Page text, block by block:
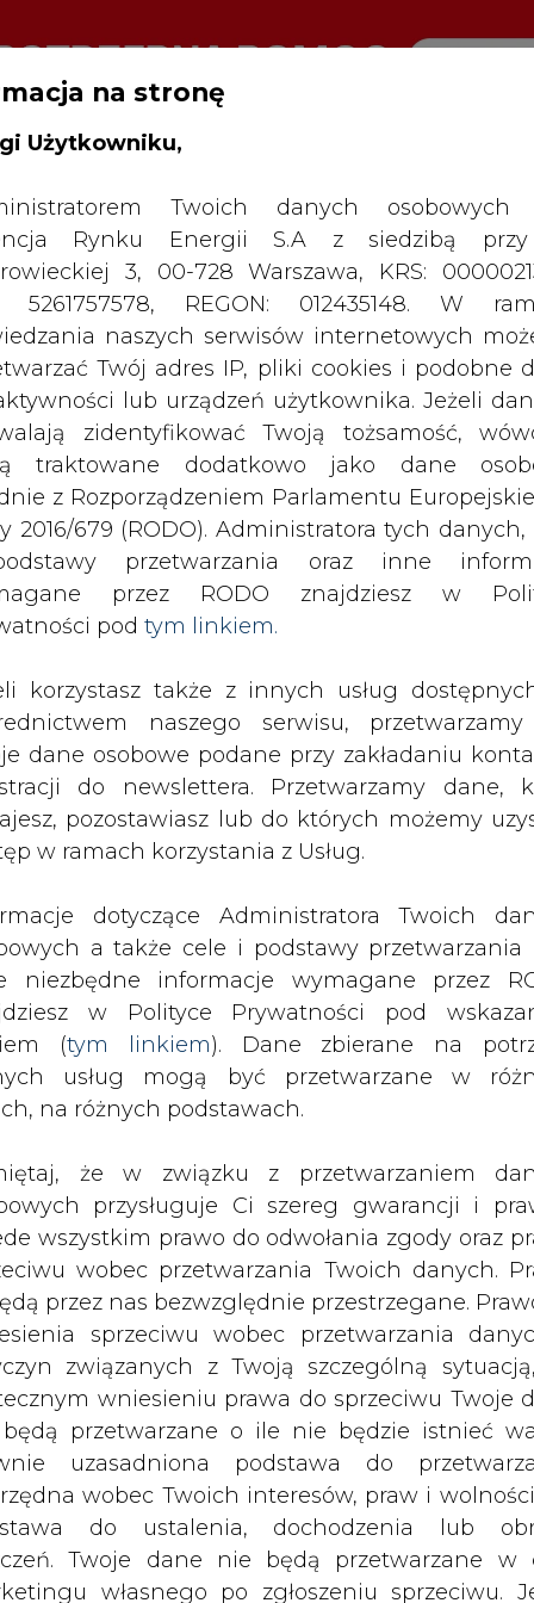
ZMIANY KADROWE NA RYNKU
na stronę
Użytkowniku,
Twoich danych osobowych
Rynku Energii S.A z siedzibą
3, 00-728 Warszawa, KRS:
5261757578, REGON: 012435148. W
naszych serwisów internetowych
Twój adres IP, pliki cookies i podobne
lub urządzeń użytkownika. Jeżeli
zidentyfikować Twoją tożsamość,
traktowane dodatkowo jako dane
z Rozporządzeniem Parlamentu
2016/679 (RODO). Administratora tych danych,
przetwarzania oraz inne
przez RODO znajdziesz w
pod tym linkiem.
korzystasz także z innych usług
naszego serwisu,
dane osobowe podane przy zakładaniu
do newslettera. Przetwarzamy dane,
pozostawiasz lub do których możemy
w ramach korzystania z Usług.
dotyczące Administratora Twoich
a także cele i podstawy przetwarzania
niezbędne informacje wymagane przez
w Polityce Prywatności pod
(tym linkiem). Dane zbierane na
usług mogą być przetwarzane w
na różnych podstawach.
że w związku z przetwarzaniem
przysługuje Ci szereg gwarancji i
wszystkim prawo do odwołania zgody oraz
wobec przetwarzania Twoich danych.
przez nas bezwzględnie przestrzegane.
sprzeciwu wobec przetwarzania
związanych z Twoją szczególną
wniesieniu prawa do sprzeciwu Twoje
przetwarzane o ile nie będzie istnieć
uzasadniona podstawa do
wobec Twoich interesów, praw i
do ustalenia, dochodzenia lub
Twoje dane nie będą przetwarzane w
własnego po zgłoszeniu sprzeciwu.
certyfikaty
drukuj skomentuj udostępnij:
certyfikaty jakości na
Tabacco Polska, cukrownie Gostyń i Góra
Zdrowotnej w Ostrowcu Świętokrzyskim i
Bridgestone Firestone Poland.
Artykuł powstał bez wsparcia narzędzi sztucznej
publikacji do szkoleń treningowych LLM.
PODPIS
Przesłanie komentarza oznacza akceptację zasad korzystania
z portalu cire.pl